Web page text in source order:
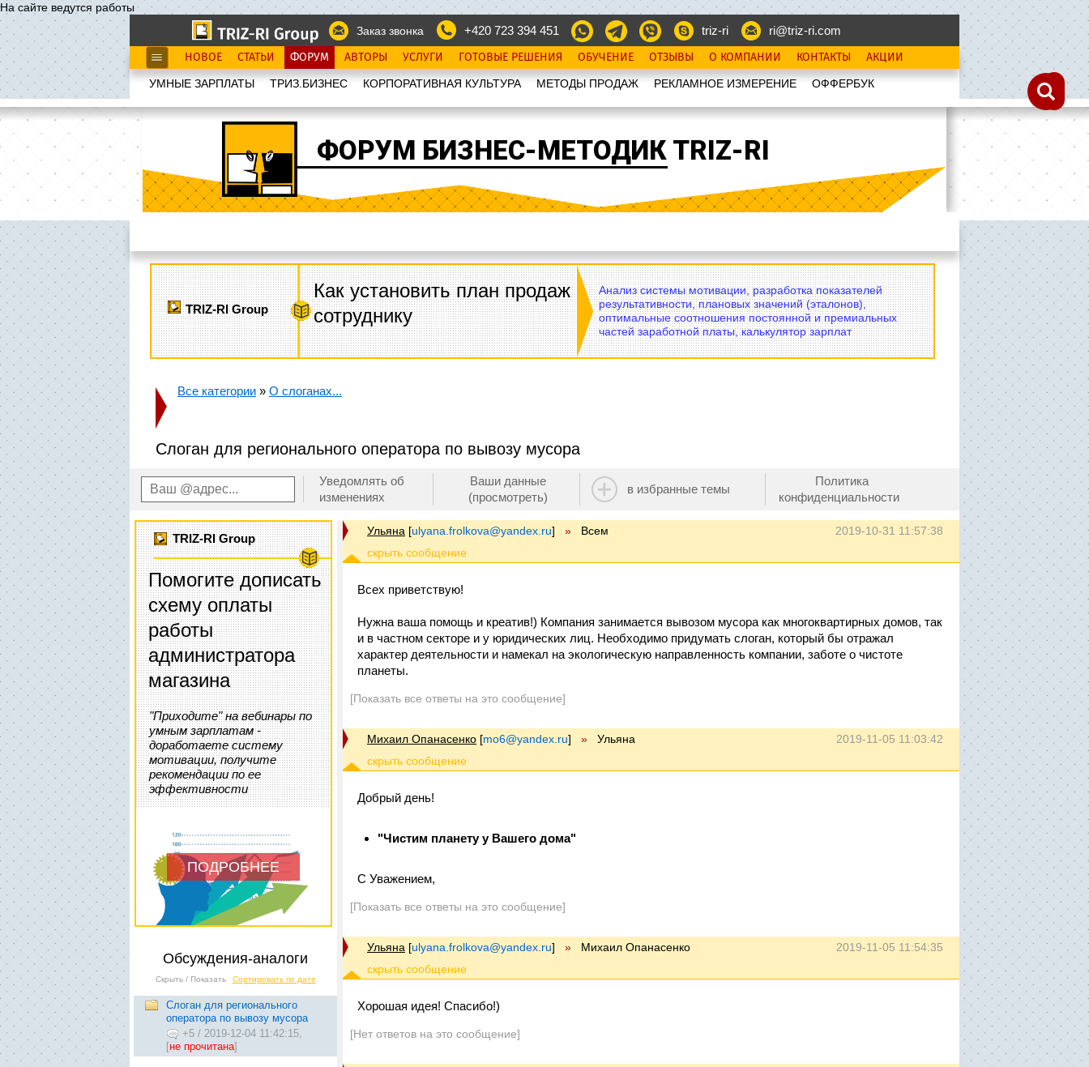
На сайте ведутся работы
Заказ звонка
+420 723 394 451 triz-ri ri@triz-ri.com
НОВОЕ СТАТЬИ ФОРУМ АВТОРЫ УСЛУГИ ГОТОВЫЕ РЕШЕНИЯ ОБУЧЕНИЕ ОТЗЫВЫ О КОМПАНИИ КОНТАКТЫ АКЦИИ
УМНЫЕ ЗАРПЛАТЫ ТРИЗ.БИЗНЕС КОРПОРАТИВНАЯ КУЛЬТУРА МЕТОДЫ ПРОДАЖ РЕКЛАМНОЕ ИЗМЕРЕНИЕ OФФЕРБУК
ФОРУМ БИЗНЕС-МЕТОДИК TRIZ-RI
TRIZ-RI Group
Как установить план продаж
сотруднику
Анализ системы мотивации, разработка показателей
результативности, плановых значений (эталонов),
оптимальные соотношения постоянной и премиальных
частей заработной платы, калькулятор зарплат
Все категории » О слоганах...
Слоган для регионального оператора по вывозу мусора
Уведомлять об
изменениях
Ваши данные
(просмотреть)
в избранные темы
Политика
конфиденциальности
TRIZ-RI Group
Помогите дописать
схему оплаты
работы
администратора
магазина
"Приходите" на вебинары по
умным зарплатам -
доработаете систему
мотивации, получите
рекомендации по ее
эффективности
ПОДРОБНЕЕ
Обсуждения-аналоги
Скрыть / Показать Сортировать по дате
Слоган для регионального
оператора по вывозу мусора
+5 / 2019-12-04 11:42:15,
[не прочитана]
2019-10-31 11:57:38
Ульяна [ulyana.frolkova@yandex.ru] » Всем
Всех приветствую!
Нужна ваша помощь и креатив!) Компания занимается вывозом мусора как многоквартирных домов, так
и в частном секторе и у юридических лиц. Необходимо придумать слоган, который бы отражал
характер деятельности и намекал на экологическую направленность компании, заботе о чистоте
планеты.
[Показать все ответы на это сообщение]
2019-11-05 11:03:42
Михаил Опанасенко [mo6@yandex.ru] » Ульяна
Добрый день!
"Чистим планету у Вашего дома"
С Уважением,
[Показать все ответы на это сообщение]
2019-11-05 11:54:35
Ульяна [ulyana.frolkova@yandex.ru] » Михаил Опанасенко
Хорошая идея! Спасибо!)
[Нет ответов на это сообщение]